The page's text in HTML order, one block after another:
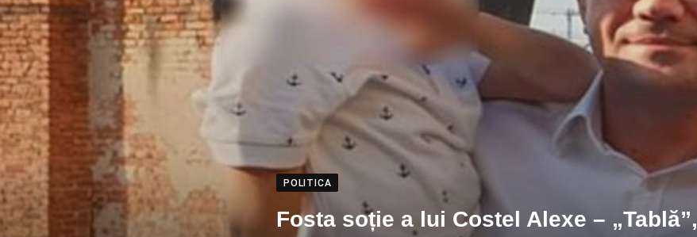
POLITICA
Fosta soție a lui Costel Alexe – „Tablă”,